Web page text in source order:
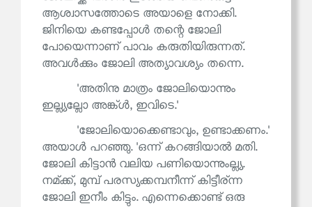
ആശ്വാസത്തോടെ അയാളെ നോക്കി.
ജിനിയെ കണ്ടപ്പോൾ തന്റെ ജോലി
പോയെന്നാണ് പാവം കരുതിയിരുന്നത്.
അവൾക്കും ജോലി അത്യാവശ്യം തന്നെ.
'അതിനു മാത്രം ജോലിയൊന്നും
ഇല്ല്യല്ലോ അങ്ക്ൾ, ഇവിടെ.'
'ജോലിയൊക്കെണ്ടാവും, ഉണ്ടാക്കണം.'
അയാൾ പറഞ്ഞു. 'ഒന്ന് കറങ്ങിയാൽ മതി.
ജോലി കിട്ടാൻ വലിയ പണിയൊന്നുംല്ല്യ.
നമ്ക്ക്, മുമ്പ് പരസ്യക്കമ്പനീന്ന് കിട്ടീര്ന്ന
ജോലി ഇനീം കിട്ടും. എന്നെക്കൊണ്ട് ഒരു